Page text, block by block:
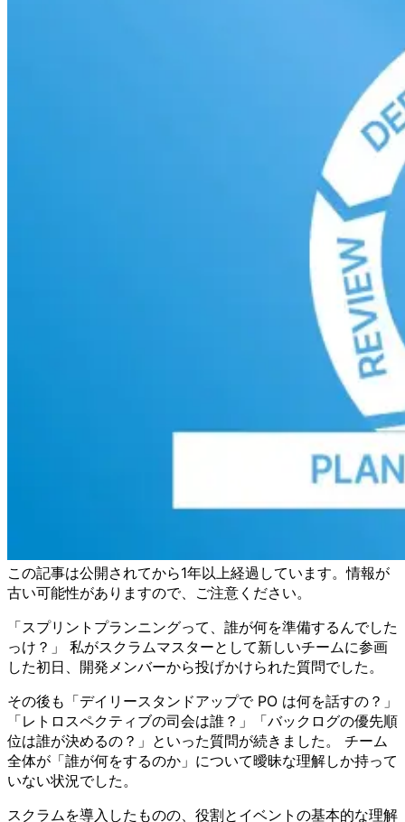
この記事は公開されてから1年以上経過しています。情報が
古い可能性がありますので、ご注意ください。
「スプリントプランニングって、誰が何を準備するんでした
っけ？」 私がスクラムマスターとして新しいチームに参画
した初日、開発メンバーから投げかけられた質問でした。
その後も「デイリースタンドアップで PO は何を話すの？」
「レトロスペクティブの司会は誰？」「バックログの優先順
位は誰が決めるの？」といった質問が続きました。 チーム
全体が「誰が何をするのか」について曖昧な理解しか持って
いない状況でした。
スクラムを導入したものの、役割とイベントの基本的な理解